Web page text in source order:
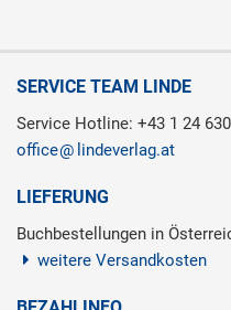
SERVICE TEAM LINDE
Service Hotline: +43 1 24 630
office
lindeverlag.at
LIEFERUNG
Buchbestellungen in
weitere Versandkosten